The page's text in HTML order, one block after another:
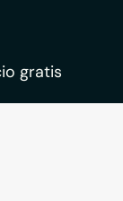
gratis